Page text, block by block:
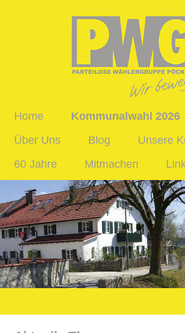
Home
Kommunalwahl 2026
Über Uns
Blog
Unsere
60 Jahre
Mitmachen